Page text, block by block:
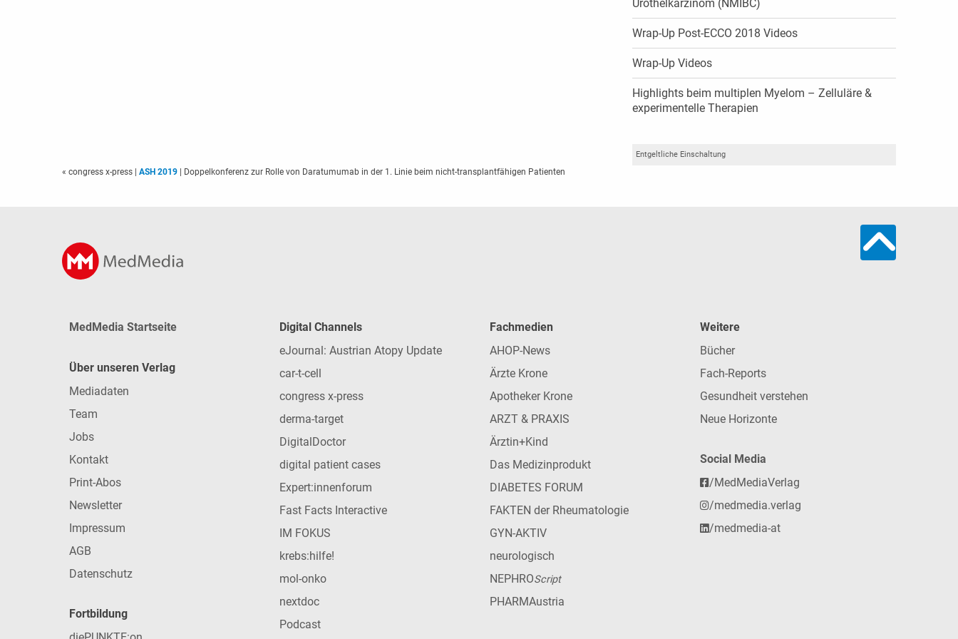
Urothelkarzinom (NMIBC)
Wrap-Up Post-ECCO 2018 Videos
Wrap-Up Videos
Highlights beim multiplen Myelom – Zelluläre &
experimentelle Therapien
Entgeltliche Einschaltung
« congress x-press ASH 2019 | Doppelkonferenz zur Rolle von Daratumumab in der 1. Linie beim nicht-transplantfähigen Patienten
MedMedia Startseite
Über unseren Verlag
Mediadaten
Team
Jobs
Kontakt
Print-Abos
Newsletter
Impressum
AGB
Datenschutz
Fortbildung
Digital Channels
eJournal: Austrian Atopy Update
car-t-cell
congress x-press
derma-target
DigitalDoctor
digital patient cases
Expert:innenforum
Fast Facts Interactive
IM FOKUS
krebs:hilfe!
mol-onko
nextdoc
Podcast
Fachmedien
AHOP-News
Ärzte Krone
Apotheker Krone
ARZT & PRAXIS
Ärztin+Kind
Das Medizinprodukt
DIABETES FORUM
FAKTEN der Rheumatologie
GYN-AKTIV
neurologisch
NEPHROScript
PHARMAustria
Weitere
Bücher
Fach-Reports
Gesundheit verstehen
Neue Horizonte
Social Media
/MedMediaVerlag
/medmedia.verlag
/medmedia-at